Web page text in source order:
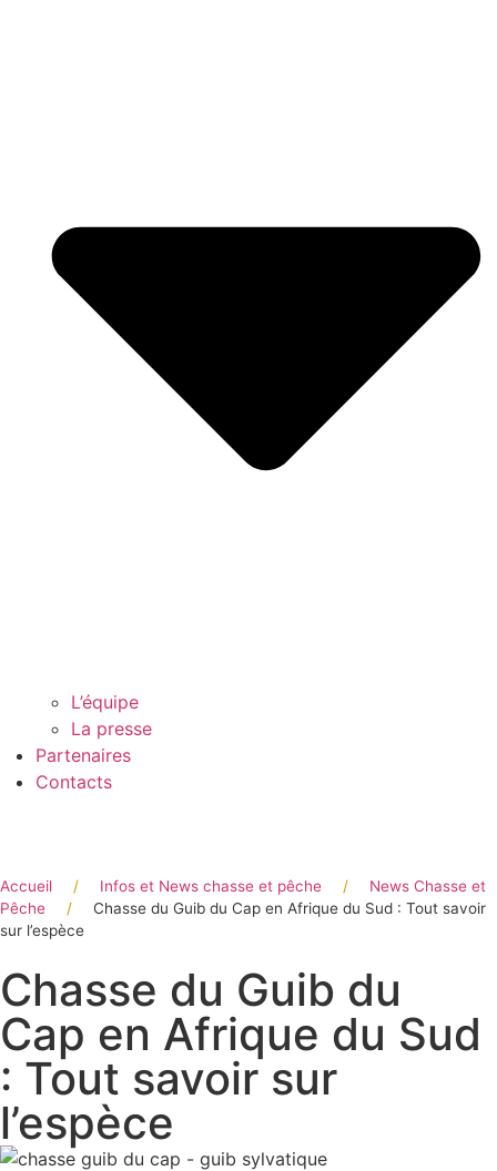
L’équipe
La presse
Partenaires
Contacts
Accueil / Infos et News chasse et pêche /
News Chasse et
Pêche
/
Chasse du Guib du Cap en Afrique du Sud : Tout savoir
sur l’espèce
Chasse du Guib du
Cap en Afrique du Sud
: Tout savoir sur
l’espèce